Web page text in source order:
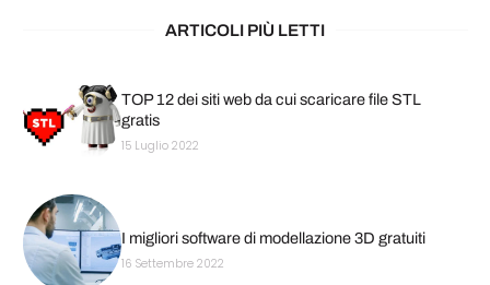
ARTICOLI PIÙ LETTI
TOP 12 dei siti web da cui scaricare file STL
gratis
15 Luglio 2022
I migliori software di modellazione 3D gratuiti
16 Settembre 2022